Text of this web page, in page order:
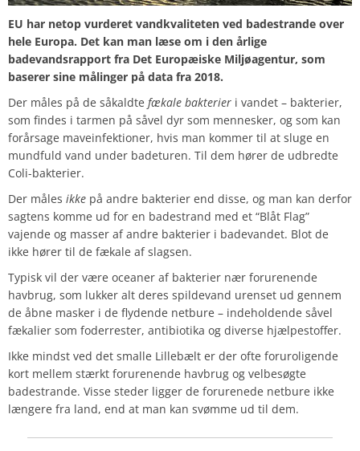
EU har netop vurderet vandkvaliteten ved badestrande over
hele Europa. Det kan man læse om i den årlige
badevandsrapport fra Det Europæiske Miljøagentur, som
baserer sine målinger på data fra 2018.
Der måles på de såkaldte fækale bakterier i vandet – bakterier,
som findes i tarmen på såvel dyr som mennesker, og som kan
forårsage maveinfektioner, hvis man kommer til at sluge en
mundfuld vand under badeturen. Til dem hører de udbredte
Coli-bakterier.
Der måles ikke på andre bakterier end disse, og man kan derfor
sagtens komme ud for en badestrand med et “Blåt Flag”
vajende og masser af andre bakterier i badevandet. Blot de
ikke hører til de fækale af slagsen.
Typisk vil der være oceaner af bakterier nær forurenende
havbrug, som lukker alt deres spildevand urenset ud gennem
de åbne masker i de flydende netbure – indeholdende såvel
fækalier som foderrester, antibiotika og diverse hjælpestoffer.
Ikke mindst ved det smalle Lillebælt er der ofte foruroligende
kort mellem stærkt forurenende havbrug og velbesøgte
badestrande. Visse steder ligger de forurenede netbure ikke
længere fra land, end at man kan svømme ud til dem.